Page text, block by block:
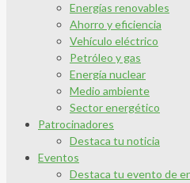
Energías renovables
Ahorro y eficiencia
Vehículo eléctrico
Petróleo y gas
Energía nuclear
Medio ambiente
Sector energético
Patrocinadores
Destaca tu noticia
Eventos
Destaca tu evento de